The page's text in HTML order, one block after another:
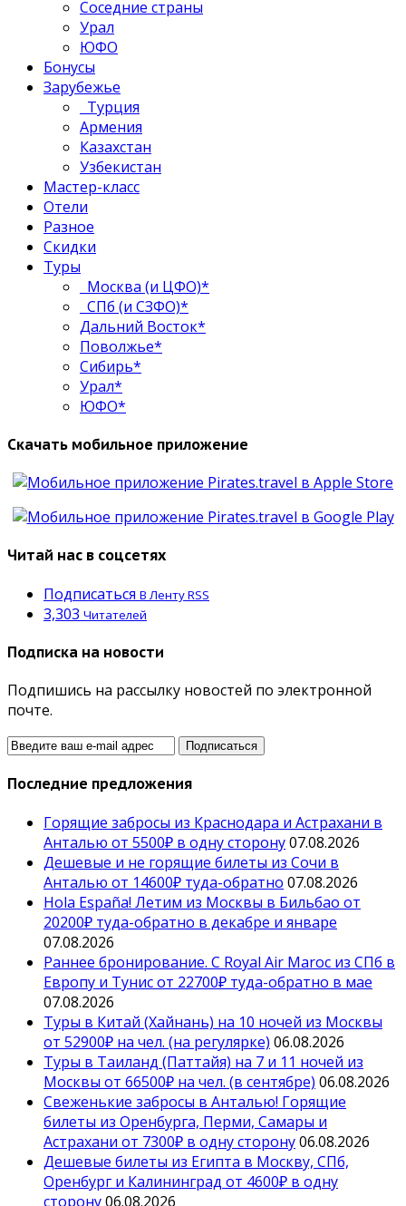
Соседние страны
Урал
ЮФО
Бонусы
Зарубежье
Турция
Армения
Казахстан
Узбекистан
Мастер-класс
Отели
Разное
Скидки
Туры
Москва (и ЦФО)*
СПб (и СЗФО)*
Дальний Восток*
Поволжье*
Сибирь*
Урал*
ЮФО*
Скачать мобильное приложение
Читай нас в соцсетях
Подписаться В Ленту RSS
3,303 Читателей
Подписка на новости
Подпишись на рассылку новостей по электронной
почте.
Последние предложения
Горящие забросы из Краснодара и Астрахани в
Анталью от 5500₽ в одну сторону07.08.2026
Дешевые и не горящие билеты из Сочи в
Анталью от 14600₽ туда-обратно 07.08.2026
Hola España! Летим из Москвы в Бильбао от
20200₽ туда-обратно в декабре и январе
07.08.2026
Раннее бронирование. С Royal Air Maroc из СПб в
Европу и Тунис от 22700₽ туда-обратно в мае
07.08.2026
Туры в Китай (Хайнань) на 10 ночей из Москвы
от 52900₽ на чел. (на регулярке) 06.08.2026
Туры в Таиланд (Паттайя) на 7 и 11 ночей из
Москвы от 66500₽ на чел. (в сентябре) 06.08.2026
Свеженькие забросы в Анталью! Горящие
билеты из Оренбурга, Перми, Самары и
Астрахани от 7300₽ в одну сторону06.08.2026
Дешевые билеты из Египта в Москву, СПб,
Оренбург и Калининград от 4600₽ в одну
сторону06.08.2026